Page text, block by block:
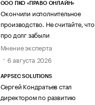
ООО ПКО «ПРАВО ОНЛАЙН»
Окончили исполнительное
производство. Не считайте, что
про долг забыли
Мнение эксперта
6 августа 2026
APPSEC SOLUTIONS
Сергей Кондратьев стал
директором по развитию